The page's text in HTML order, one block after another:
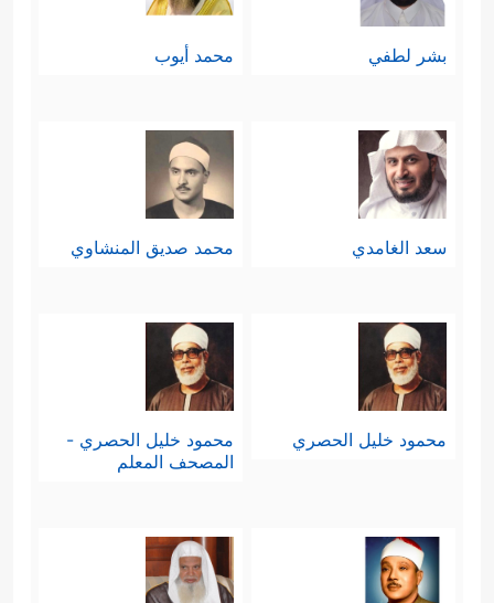
بشر لطفي محمد أيوب
سعد الغامدي محمد صديق المنشاوي
محمود خليل الحصري
محمود خليل الحصري -
المصحف المعلم